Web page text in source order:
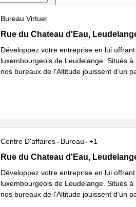
Bureau Virtuel
12, Rue du Chateau D'eau, Leudelange
Rue du Chateau d'Eau,
Développez votre entreprise en lui
luxembourgeois de Leudelange. Situés
nos bureaux de l‘Altitude jouissent d‘un
Centre D'affaires Bureau
+1
12, Rue du Chateau D'eau, Leudelange
Rue du Chateau d'Eau,
Développez votre entreprise en lui
luxembourgeois de Leudelange. Situés
nos bureaux de l‘Altitude jouissent d‘un